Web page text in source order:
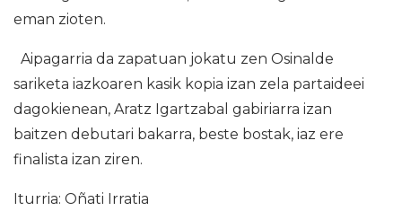
eman zioten.
Aipagarria da zapatuan jokatu zen Osinalde
sariketa iazkoaren kasik kopia izan zela partaideei
dagokienean, Aratz Igartzabal gabiriarra izan
baitzen debutari bakarra, beste bostak, iaz ere
finalista izan ziren.
Iturria: Oñati Irratia